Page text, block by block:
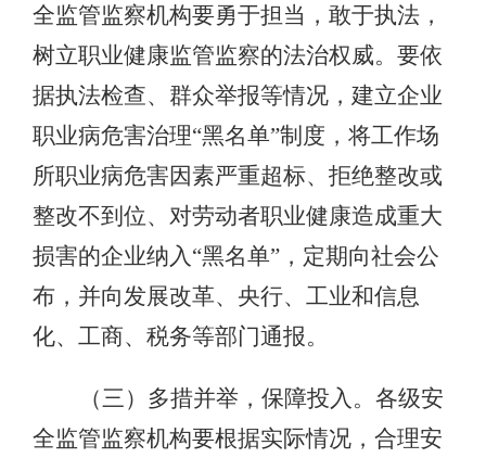
全监管监察机构要勇于担当，敢于执法，
树立职业健康监管监察的法治权威。要依
据执法检查、群众举报等情况，建立企业
职业病危害治理“黑名单”制度，将工作场
所职业病危害因素严重超标、拒绝整改或
整改不到位、对劳动者职业健康造成重大
损害的企业纳入“黑名单”，定期向社会公
布，并向发展改革、央行、工业和信息
化、工商、税务等部门通报。
（三）多措并举，保障投入。各级安
全监管监察机构要根据实际情况，合理安